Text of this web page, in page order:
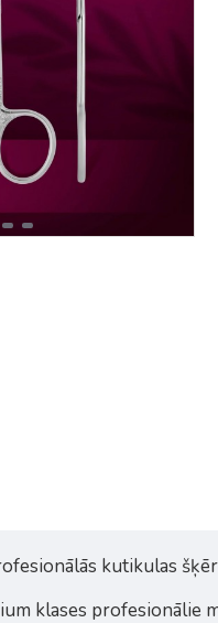
kutikulas
klases profesionālie